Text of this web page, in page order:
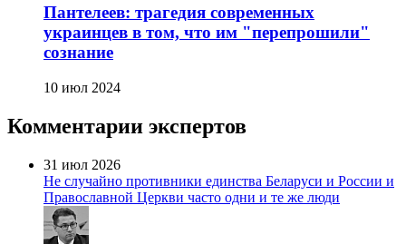
Пантелеев: трагедия современных
украинцев в том, что им "перепрошили"
сознание
10 июл 2024
Комментарии экспертов
31 июл 2026
Не случайно противники единства Беларуси и России и
Православной Церкви часто одни и те же люди